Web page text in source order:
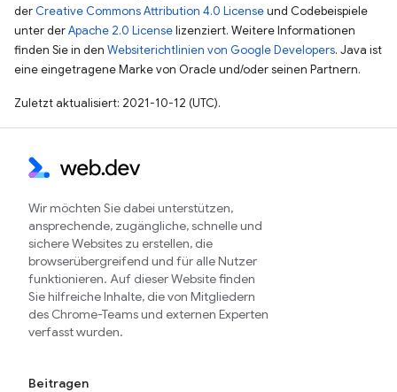
der Creative Commons Attribution 4.0 Licenseund Codebeispiele
unter derApache 2.0 Licenselizenziert. Weitere Informationen
finden Sie in den Websiterichtlinien von Google Developers. Java ist
eine eingetragene Marke von Oracle und/oder seinen Partnern.
Zuletzt aktualisiert: 2021-10-12 (UTC).
Wir möchten Sie dabei unterstützen,
ansprechende, zugängliche, schnelle und
sichere Websites zu erstellen, die
browserübergreifend und für alle Nutzer
funktionieren. Auf dieser Website finden
Sie hilfreiche Inhalte, die von Mitgliedern
des Chrome-Teams und externen Experten
verfasst wurden.
Beitragen